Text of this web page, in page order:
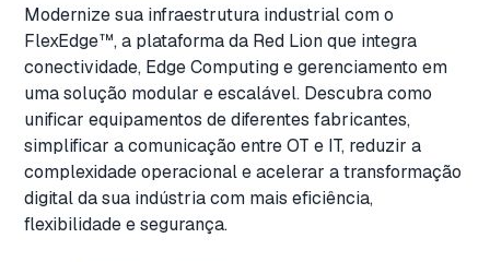
Modernize sua infraestrutura industrial com o
FlexEdge™, a plataforma da Red Lion que integra
conectividade, Edge Computing e gerenciamento em
uma solução modular e escalável. Descubra como
unificar equipamentos de diferentes fabricantes,
simplificar a comunicação entre OT e IT, reduzir a
complexidade operacional e acelerar a transformação
digital da sua indústria com mais eficiência,
flexibilidade e segurança.